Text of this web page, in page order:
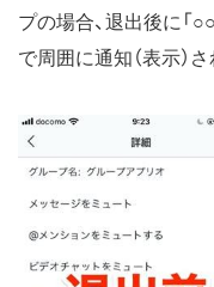
プの場合、退出後に「
で周囲に通知（表示）